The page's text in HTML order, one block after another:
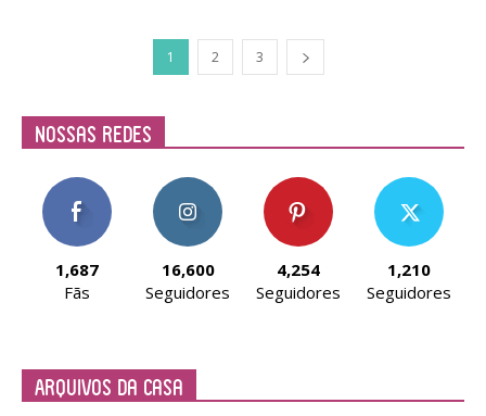
1 2 3
Nossas Redes
1,687
Fãs
16,600
Seguidores
4,254
Seguidores
1,210
Seguidores
Arquivos da Casa